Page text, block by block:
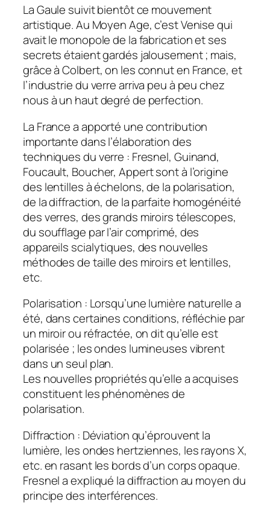
La Gaule suivit bientôt ce mouvement
artistique. Au Moyen Age, c’est Venise qui
avait le monopole de la fabrication et ses
secrets étaient gardés jalousement ; mais,
grâce à Colbert, on les connut en France, et
l’industrie du verre arriva peu à peu chez
nous à un haut degré de perfection.
La France a apporté une contribution
importante dans l’élaboration des
techniques du verre : Fresnel, Guinand,
Foucault, Boucher, Appert sont à l’origine
des lentilles à échelons, de la polarisation,
de la diffraction, de la parfaite homogénéité
des verres, des grands miroirs télescopes,
du soufflage par l’air comprimé, des
appareils scialytiques, des nouvelles
méthodes de taille des miroirs et lentilles,
etc.
Polarisation : Lorsqu’une lumière naturelle a
été, dans certaines conditions, réfléchie par
un miroir ou réfractée, on dit qu’elle est
polarisée ; les ondes lumineuses vibrent
dans un seul plan.
Les nouvelles propriétés qu’elle a acquises
constituent les phénomènes de
polarisation.
Diffraction : Déviation qu’éprouvent la
lumière, les ondes hertziennes, les rayons X,
etc. en rasant les bords d’un corps opaque.
Fresnel a expliqué la diffraction au moyen du
principe des interférences.